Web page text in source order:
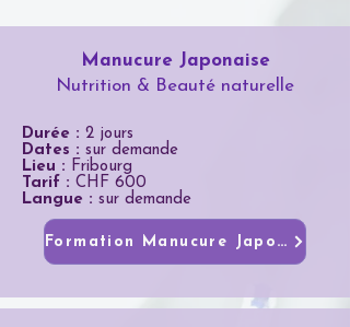
Manucure Japonaise
Nutrition & Beauté naturelle
Durée : 2 jours
Dates : sur demande
Lieu : Fribourg
Tarif : CHF 600
Langue : sur demande
Formation Manucure Japonaise